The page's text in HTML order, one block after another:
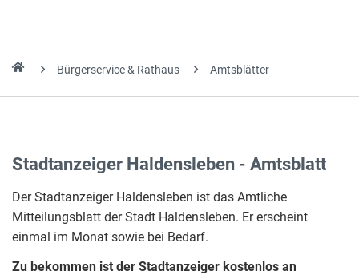
Bürgerservice & Rathaus Amtsblätter
Stadtanzeiger Haldensleben - Amtsblatt
Der Stadtanzeiger Haldensleben ist das Amtliche
Mitteilungsblatt der Stadt Haldensleben. Er erscheint
einmal im Monat sowie bei Bedarf.
Zu bekommen ist der Stadtanzeiger kostenlos an